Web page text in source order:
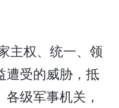
主权、统一、领
遭受的威胁，抵
级军事机关，